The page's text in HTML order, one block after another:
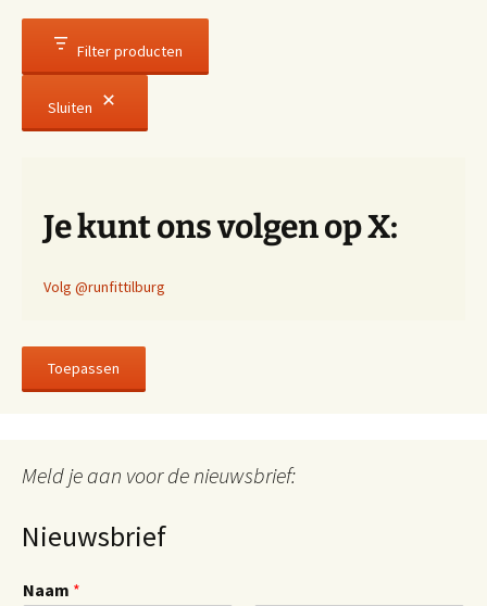
Filter producten
Sluiten
Je kunt ons volgen op X:
Volg @runfittilburg
Toepassen
Meld je aan voor de nieuwsbrief:
Nieuwsbrief
Naam *